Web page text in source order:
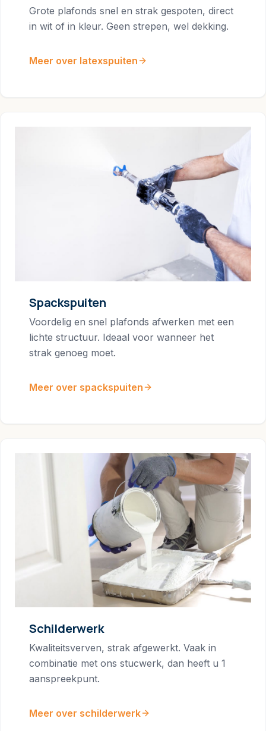
Grote plafonds snel en strak gespoten, direct
in wit of in kleur. Geen strepen, wel dekking.
Meer over latexspuiten
Spackspuiten
Voordelig en snel plafonds afwerken met een
lichte structuur. Ideaal voor wanneer het
strak genoeg moet.
Meer over spackspuiten
Schilderwerk
Kwaliteitsverven, strak afgewerkt. Vaak in
combinatie met ons stucwerk, dan heeft u 1
aanspreekpunt.
Meer over schilderwerk